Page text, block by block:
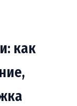
как